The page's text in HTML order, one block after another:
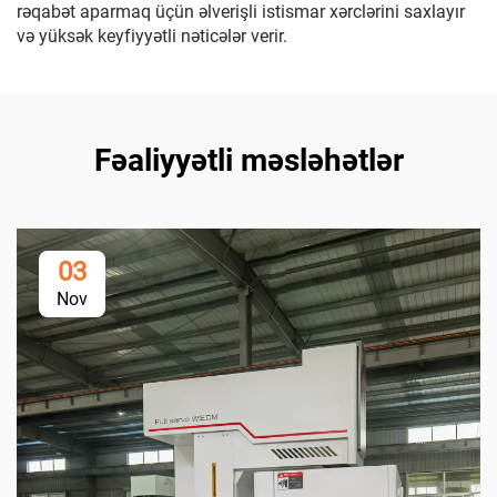
rəqabət aparmaq üçün əlverişli istismar xərclərini saxlayır
və yüksək keyfiyyətli nəticələr verir.
Fəaliyyətli məsləhətlər
03
Nov